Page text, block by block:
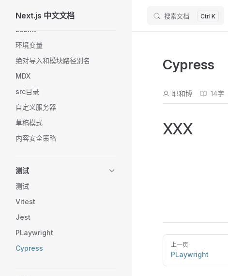
Skip to content
Next.js 中文文档 搜索文档 K
TypeScript
ESLint
环境变量
绝对导入和模块路径别名
MDX
src目录
自定义服务器
草稿模式
内容安全策略
测试
测试
Vitest
Jest
PLaywright
Cypress
Cypress
耶和博 14字
XXX
上一页
PLaywright